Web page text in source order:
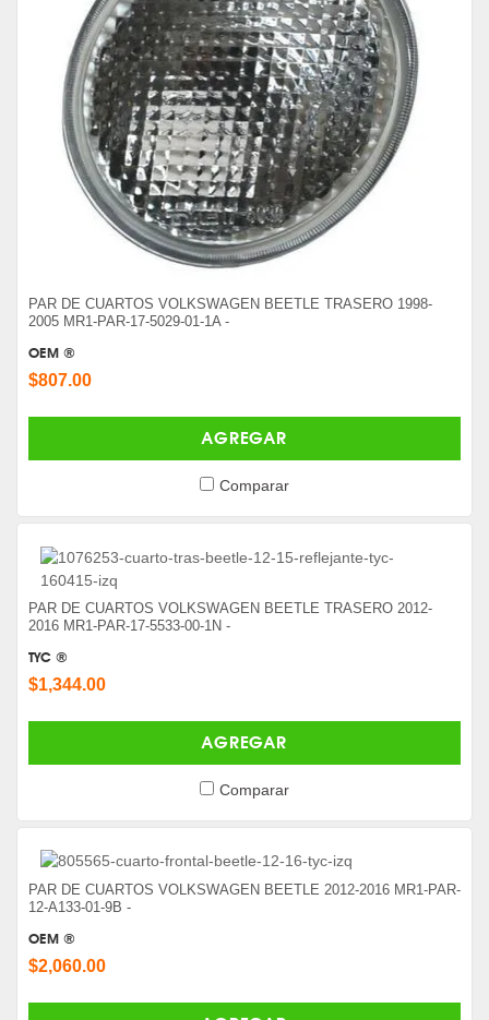
PAR DE CUARTOS VOLKSWAGEN BEETLE TRASERO 1998-
2005 MR1-PAR-17-5029-01-1A -
OEM ®
$807.00
AGREGAR
Comparar
PAR DE CUARTOS VOLKSWAGEN BEETLE TRASERO 2012-
2016 MR1-PAR-17-5533-00-1N -
TYC ®
$1,344.00
AGREGAR
Comparar
PAR DE CUARTOS VOLKSWAGEN BEETLE 2012-2016 MR1-PAR-
12-A133-01-9B -
OEM ®
$2,060.00